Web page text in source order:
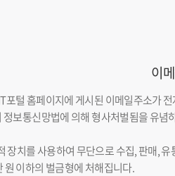
이
포털 홈페이지에 게시된 이메일주소가
정보통신망법에 의해 형사처벌됨을 유념
장치를 사용하여 무단으로 수집, 판매,
원 이하의 벌금형에 처해집니다.